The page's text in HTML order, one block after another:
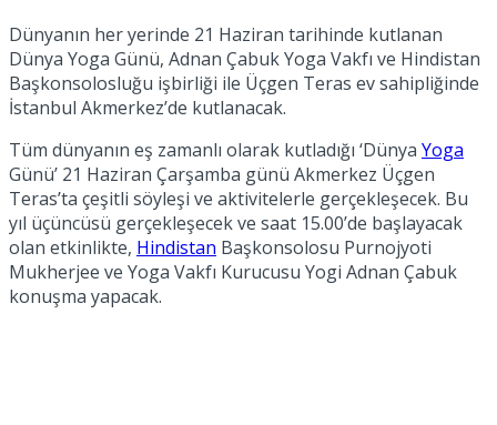
View All Result
Dünyanın her yerinde 21 Haziran tarihinde kutlanan
Dünya Yoga Günü, Adnan Çabuk Yoga Vakfı ve Hindistan
Başkonsolosluğu işbirliği ile Üçgen Teras ev sahipliğinde
İstanbul Akmerkez’de kutlanacak.
Tüm dünyanın eş zamanlı olarak kutladığı ‘Dünya Yoga
Günü’ 21 Haziran Çarşamba günü Akmerkez Üçgen
Teras’ta çeşitli söyleşi ve aktivitelerle gerçekleşecek. Bu
yıl üçüncüsü gerçekleşecek ve saat 15.00’de başlayacak
olan etkinlikte, Hindistan Başkonsolosu Purnojyoti
Mukherjee ve Yoga Vakfı Kurucusu Yogi Adnan Çabuk
konuşma yapacak.